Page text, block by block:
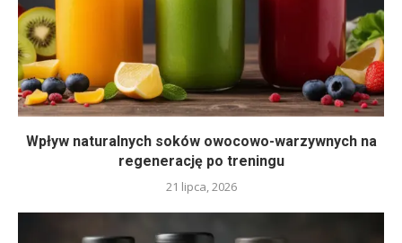
Wpływ naturalnych soków owocowo-warzywnych na
regenerację po treningu
21 lipca, 2026